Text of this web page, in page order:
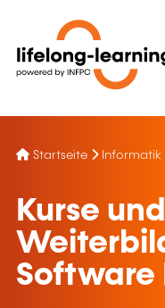
Startseite Informatik
Kurse und
Software